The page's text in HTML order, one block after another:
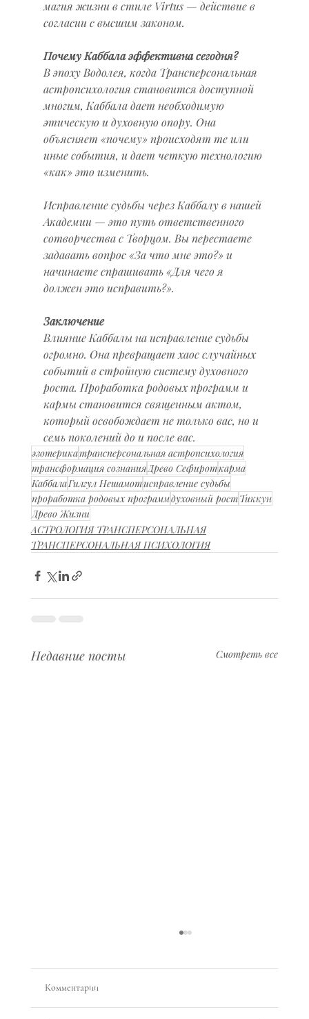
магия жизни в стиле Virtus — действие в
согласии с высшим законом.
Почему Каббала эффективна сегодня?
В эпоху Водолея, когда Трансперсональная
астропсихология становится доступной
многим, Каббала дает необходимую
этическую и духовную опору. Она
объясняет «почему» происходят те или
иные события, и дает четкую технологию
«как» это изменить.
Исправление судьбы через Каббалу в нашей
Академии — это путь ответственного
сотворчества с Творцом. Вы перестаете
задавать вопрос «За что мне это?» и
начинаете спрашивать «Для чего я
должен это исправить?».
Заключение
Влияние Каббалы на исправление судьбы
огромно. Она превращает хаос случайных
событий в стройную систему духовного
роста. Проработка родовых программ и
кармы становится священным актом,
который освобождает не только вас, но и
семь поколений до и после вас.
эзотерикатрансперсональная астропсихология
трансформация сознанияДрево Сефироткарма
КаббалаГилгул Нешамотисправление судьбы
проработка родовых программдуховный ростТиккун
Древо Жизни
АСТРОЛОГИЯ ТРАНСПЕРСОНАЛЬНАЯ
ТРАНСПЕРСОНАЛЬНАЯ ПСИХОЛОГИЯ
Недавние посты Смотреть все
Комментарии